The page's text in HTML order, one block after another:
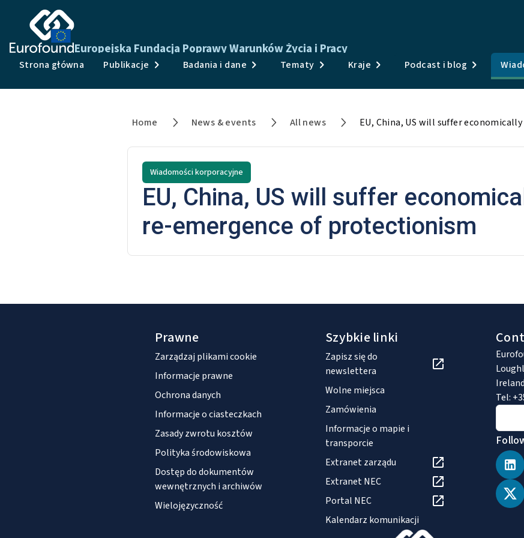
Europejska Fundacja Poprawy Warunków Życia i Pracy
Strona główna
Publikacje Badania i dane Tematy Kraje Podcast i blog
Publikacje
Badania i dane
Wiadomości i wydarzenia
O nas
Home News & events All news
Wiadomości korporacyjne
EU, China, US will suffer
re-emergence of protectionism
Prawne
Zarządzaj plikami cookie
Informacje prawne
Ochrona danych
Informacje o ciasteczkach
Zasady zwrotu kosztów
Polityka środowiskowa
Dostęp do dokumentów
wewnętrznych i archiwów
Wielojęzyczność
Szybkie linki
Zapisz się do
newslettera
Wolne miejsca
Zamówienia
Informacje o mapie i
transporcie
Extranet zarządu
Extranet NEC
Portal NEC
Kalendarz komunikacji
Ireland
Tel: